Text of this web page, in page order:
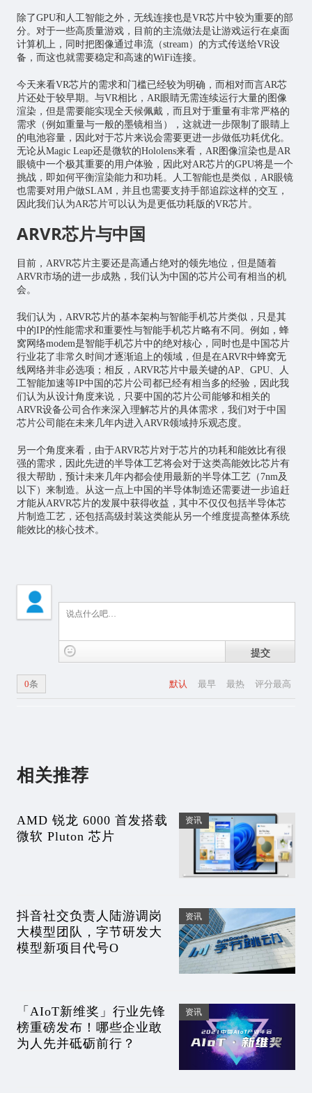
除了GPU和人工智能之外，无线连接也是VR芯片中较为重要的部
分。对于一些高质量游戏，目前的主流做法是让游戏运行在桌面
计算机上，同时把图像通过串流（stream）的方式传送给VR设
备，而这也就需要稳定和高速的WiFi连接。
今天来看VR芯片的需求和门槛已经较为明确，而相对而言AR芯
片还处于较早期。与VR相比，AR眼睛无需连续运行大量的图像
渲染，但是需要能实现全天候佩戴，而且对于重量有非常严格的
需求（例如重量与一般的墨镜相当），这就进一步限制了眼睛上
的电池容量，因此对于芯片来说会需要更进一步做低功耗优化。
无论从Magic Leap还是微软的Hololens来看，AR图像渲染也是AR
眼镜中一个极其重要的用户体验，因此对AR芯片的GPU将是一个
挑战，即如何平衡渲染能力和功耗。人工智能也是类似，AR眼镜
也需要对用户做SLAM，并且也需要支持手部追踪这样的交互，
因此我们认为AR芯片可以认为是更低功耗版的VR芯片。
ARVR芯片与中国
目前，ARVR芯片主要还是高通占绝对的领先地位，但是随着
ARVR市场的进一步成熟，我们认为中国的芯片公司有相当的机
会。
我们认为，ARVR芯片的基本架构与智能手机芯片类似，只是其
中的IP的性能需求和重要性与智能手机芯片略有不同。例如，蜂
窝网络modem是智能手机芯片中的绝对核心，同时也是中国芯片
行业花了非常久时间才逐渐追上的领域，但是在ARVR中蜂窝无
线网络并非必选项；相反，ARVR芯片中最关键的AP、GPU、人
工智能加速等IP中国的芯片公司都已经有相当多的经验，因此我
们认为从设计角度来说，只要中国的芯片公司能够和相关的
ARVR设备公司合作来深入理解芯片的具体需求，我们对于中国
芯片公司能在未来几年内进入ARVR领域持乐观态度。
另一个角度来看，由于ARVR芯片对于芯片的功耗和能效比有很
强的需求，因此先进的半导体工艺将会对于这类高能效比芯片有
很大帮助，预计未来几年内都会使用最新的半导体工艺（7nm及
以下）来制造。从这一点上中国的半导体制造还需要进一步追赶
才能从ARVR芯片的发展中获得收益，其中不仅仅包括半导体芯
片制造工艺，还包括高级封装这类能从另一个维度提高整体系统
能效比的核心技术。
提交
默认 最早 最热 评分最高
0条
相关推荐
AMD 锐龙 6000 首发搭载
微软 Pluton 芯片
资讯
抖音社交负责人陆游调岗
大模型团队，字节研发大
模型新项目代号O
资讯
「AIoT新维奖」行业先锋
榜重磅发布！哪些企业敢
为人先并砥砺前行？
资讯